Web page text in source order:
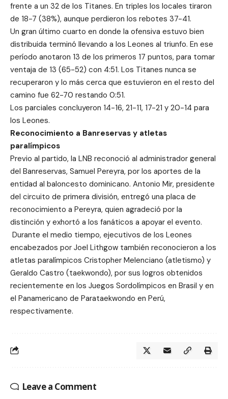
frente a un 32 de los Titanes. En triples los locales tiraron
de 18-7 (38%), aunque perdieron los rebotes 37-41.
Un gran último cuarto en donde la ofensiva estuvo bien
distribuida terminó llevando a los Leones al triunfo. En ese
período anotaron 13 de los primeros 17 puntos, para tomar
ventaja de 13 (65-52) con 4:51. Los Titanes nunca se
recuperaron y lo más cerca que estuvieron en el resto del
camino fue 62-70 restando 0:51.
Los parciales concluyeron 14-16, 21-11, 17-21 y 20-14 para
los Leones.
Reconocimiento a Banreservas y atletas
paralímpicos
Previo al partido, la LNB reconoció al administrador general
del Banreservas, Samuel Pereyra, por los aportes de la
entidad al baloncesto dominicano. Antonio Mir, presidente
del circuito de primera división, entregó una placa de
reconocimiento a Pereyra, quien agradeció por la
distinción y exhortó a los fanáticos a apoyar el evento.
Durante el medio tiempo, ejecutivos de los Leones
encabezados por Joel Lithgow también reconocieron a los
atletas paralímpicos Cristopher Melenciano (atletismo) y
Geraldo Castro (taekwondo), por sus logros obtenidos
recientemente en los Juegos Sordolímpicos en Brasil y en
el Panamericano de Parataekwondo en Perú,
respectivamente.
Leave a Comment